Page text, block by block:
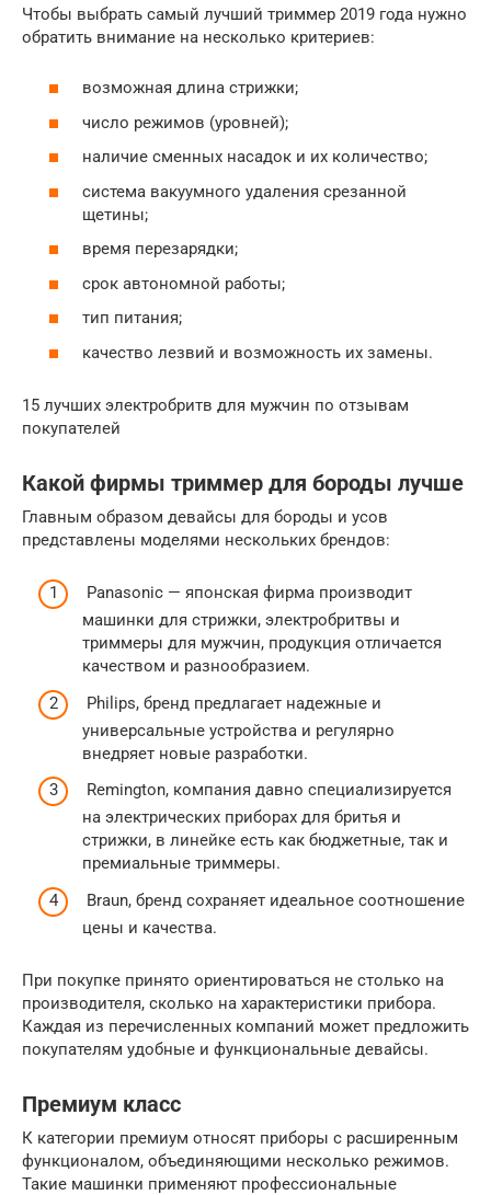
Чтобы выбрать самый лучший триммер 2019 года нужно
обратить внимание на несколько критериев:
возможная длина стрижки;
число режимов (уровней);
наличие сменных насадок и их количество;
система вакуумного удаления срезанной
щетины;
время перезарядки;
срок автономной работы;
тип питания;
качество лезвий и возможность их замены.
15 лучших электробритв для мужчин по отзывам
покупателей
Какой фирмы триммер для бороды лучше
Главным образом девайсы для бороды и усов
представлены моделями нескольких брендов:
Panasonic — японская фирма производит
машинки для стрижки, электробритвы и
триммеры для мужчин, продукция отличается
качеством и разнообразием.
Philips, бренд предлагает надежные и
универсальные устройства и регулярно
внедряет новые разработки.
Remington, компания давно специализируется
на электрических приборах для бритья и
стрижки, в линейке есть как бюджетные, так и
премиальные триммеры.
Braun, бренд сохраняет идеальное соотношение
цены и качества.
При покупке принято ориентироваться не столько на
производителя, сколько на характеристики прибора.
Каждая из перечисленных компаний может предложить
покупателям удобные и функциональные девайсы.
Премиум класс
К категории премиум относят приборы с расширенным
функционалом, объединяющими несколько режимов.
Такие машинки применяют профессиональные